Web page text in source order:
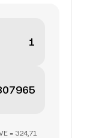
= 324,71